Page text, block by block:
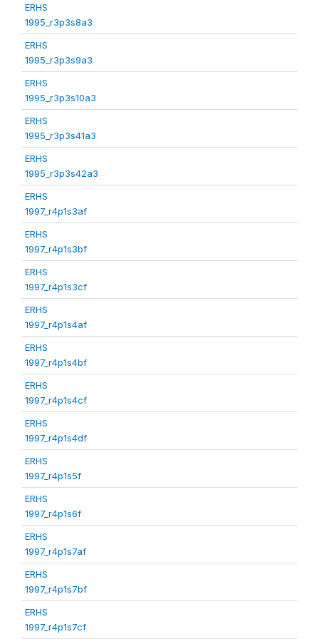
ERHS
1995_r3p3s8a3
ERHS
1995_r3p3s9a3
ERHS
1995_r3p3s10a3
ERHS
1995_r3p3s41a3
ERHS
1995_r3p3s42a3
ERHS
1997_r4p1s3af
ERHS
1997_r4p1s3bf
ERHS
1997_r4p1s3cf
ERHS
1997_r4p1s4af
ERHS
1997_r4p1s4bf
ERHS
1997_r4p1s4cf
ERHS
1997_r4p1s4df
ERHS
1997_r4p1s5f
ERHS
1997_r4p1s6f
ERHS
1997_r4p1s7af
ERHS
1997_r4p1s7bf
ERHS
1997_r4p1s7cf